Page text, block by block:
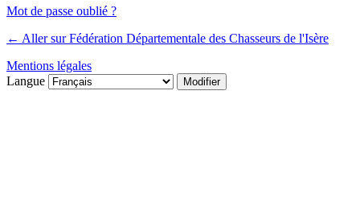
Mot de passe oublié ?
← Aller sur Fédération Départementale des Chasseurs de l'Isère
Mentions légales
Langue